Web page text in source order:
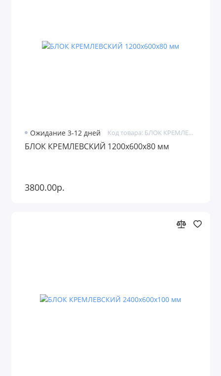
Ожидание 3-12 дней Код товара: БЛОК КРЕМЛЕВСКИЙ
БЛОК КРЕМЛЕВСКИЙ 1200х600х80 мм
3800.00р.